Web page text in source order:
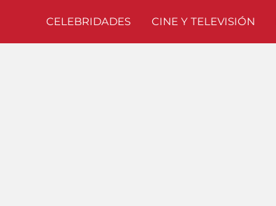
CELEBRIDADES CINE Y TELEVISIÓN